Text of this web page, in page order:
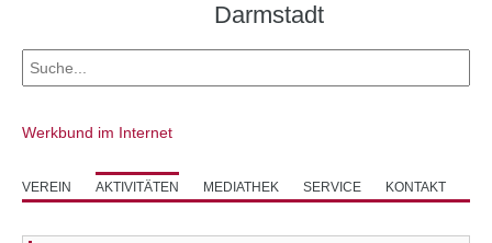
Darmstadt
Werkbund im Internet
VEREIN AKTIVITÄTEN MEDIATHEK SERVICE KONTAKT